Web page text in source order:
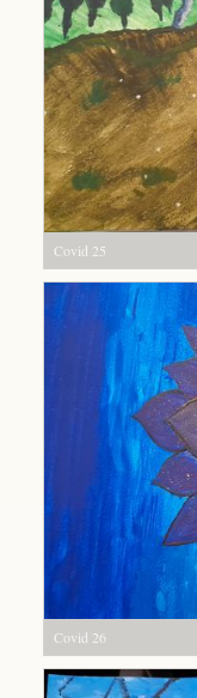
Covid 25
Covid 26